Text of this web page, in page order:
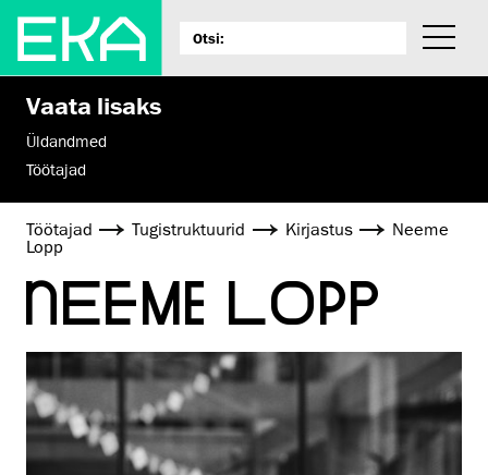
Vaata lisaks
Üldandmed
Töötajad
Töötajad Tugistruktuurid Kirjastus
Neeme
Lopp
NEEME LOPP